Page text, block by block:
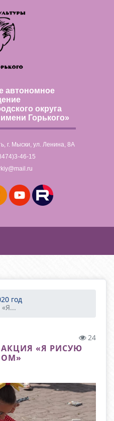
автономное
округа
Горького»
г. Мыски, ул. Ленина, 8А
46-15
год
24
«Я РИСУЮ